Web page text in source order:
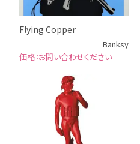
Flying Copper
Banksy
お問い合わせください